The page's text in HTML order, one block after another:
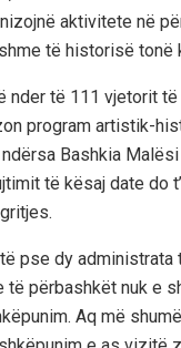
aktivitete në
të historisë tonë
nder të 111 vjetorit
program artistik-
ndërsa Bashkia
të kësaj date do
pse dy administrata
të përbashkët nuk e
Aq më